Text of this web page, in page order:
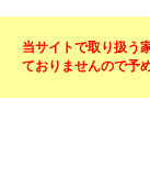
当サイトで取り扱う
ておりませんので予